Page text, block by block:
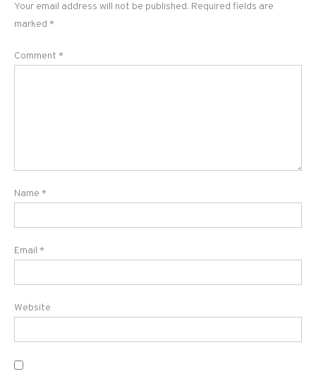
Your email address will not be published. Required fields are
marked *
Comment *
Name *
Email *
Website